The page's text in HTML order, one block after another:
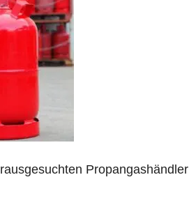
Propangashändler